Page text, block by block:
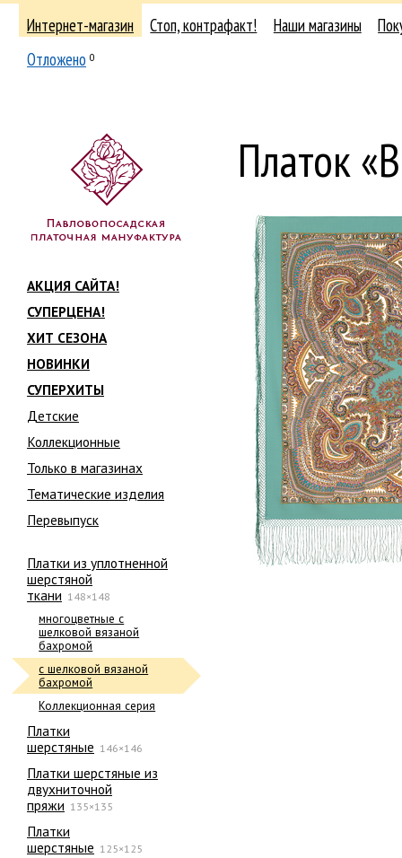
Интернет-магазин Стоп, контрафакт! Наши магазины
Отложено 0
АКЦИЯ САЙТА!
СУПЕРЦЕНА!
ХИТ СЕЗОНА
НОВИНКИ
СУПЕРХИТЫ
Детские
Коллекционные
Только в магазинах
Тематические изделия
Перевыпуск
Платки из уплотненной
шерстяной
ткани 148×148
многоцветные с
шелковой вязаной
бахромой
с шелковой вязаной
бахромой
Коллекционная серия
Платки
шерстяные 146×146
Платки шерстяные из
двухниточной
пряжи 135×135
Платки
шерстяные 125×125
Платок